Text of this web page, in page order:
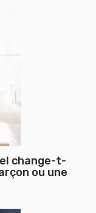
change-t-
ou une